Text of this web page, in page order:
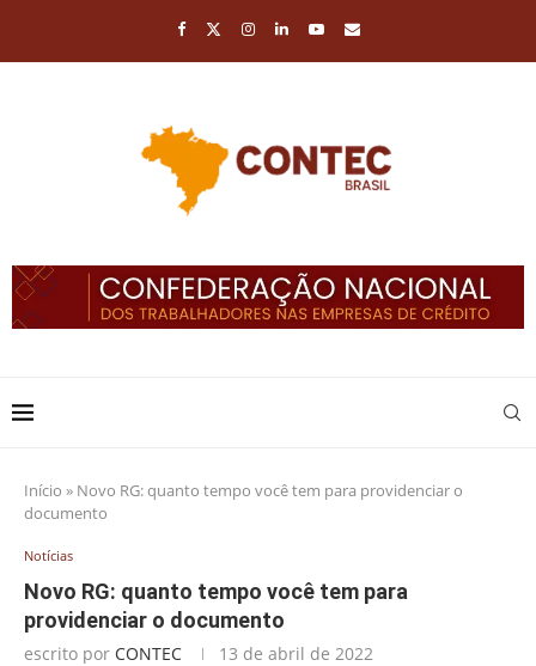
Início » Novo RG: quanto tempo você tem para providenciar o
documento
Notícias
Novo RG: quanto tempo você tem para
providenciar o documento
escrito por CONTEC 13 de abril de 2022